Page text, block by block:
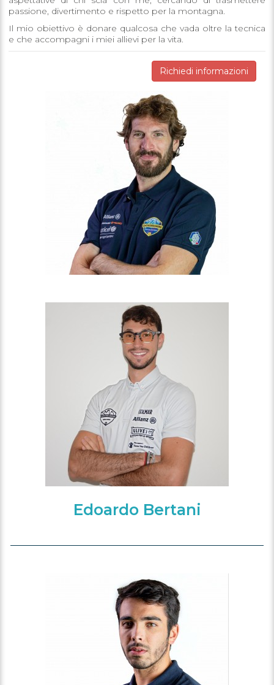
passione, divertimento e rispetto per la montagna.
Il mio obiettivo è donare qualcosa che vada oltre la tecnica
e che accompagni i miei allievi per la vita.
Richiedi informazioni
Edoardo Bertani